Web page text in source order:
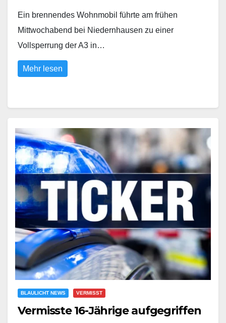
Ein brennendes Wohnmobil führte am frühen
Mittwochabend bei Niedernhausen zu einer
Vollsperrung der A3 in…
Mehr lesen
BLAULICHT NEWS VERMISST
Vermisste 16-Jährige aufgegriffen